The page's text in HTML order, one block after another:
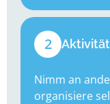
2
Nimm an
organisiere